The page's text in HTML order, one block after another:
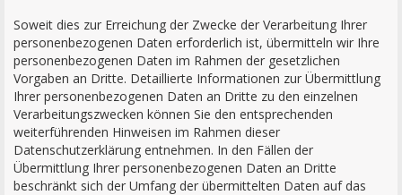
Soweit dies zur Erreichung der Zwecke der Verarbeitung Ihrer
personenbezogenen Daten erforderlich ist, übermitteln wir Ihre
personenbezogenen Daten im Rahmen der gesetzlichen
Vorgaben an Dritte. Detaillierte Informationen zur Übermittlung
Ihrer personenbezogenen Daten an Dritte zu den einzelnen
Verarbeitungszwecken können Sie den entsprechenden
weiterführenden Hinweisen im Rahmen dieser
Datenschutzerklärung entnehmen. In den Fällen der
Übermittlung Ihrer personenbezogenen Daten an Dritte
beschränkt sich der Umfang der übermittelten Daten auf das